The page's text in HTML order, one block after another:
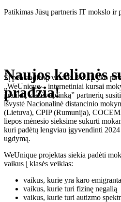
Eiti
Patikimas Jūsų partneris IT mokslo ir
Naujos kelionės
pradžia!
Šį penktadienį, vasario 3 d., įvyko
„WeUnique – internetiniai kursai
įtraukią klasės aplinką” partnerių
išvystė Nacionalinė distancinio
(Lietuva), CPIP (Rumunija),
liepos mėnesio sieksime sukurti
kuri padėtų lengviau įgyvendinti
ugdymą.
WeUnique projektas siekia padėti
vaikus į klasės veiklas:
vaikus, kurie yra karo
vaikus, kurie turi fizinę negalią
vaikus, kurie turi autizmo